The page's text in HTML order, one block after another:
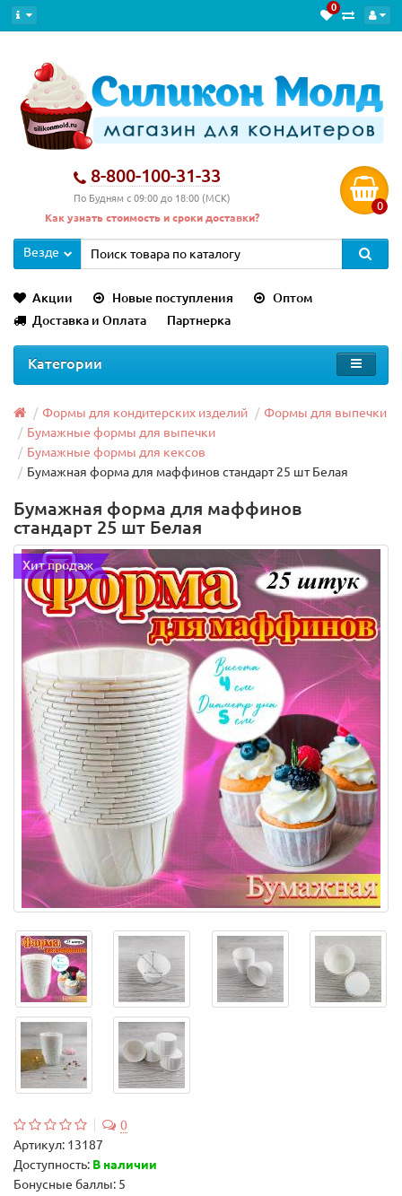
0
8-800-100-31-33
По Будням с 09:00 до 18:00 (МСК)
Как узнать стоимость и сроки доставки?
0
Везде
Акции Новые поступления
Оптом
Доставка и Оплата
Партнерка
Категории
Формы для кондитерских изделий
Формы для выпечки
Бумажные формы для выпечки
Бумажные формы для кексов
Бумажная форма для маффинов стандарт 25 шт Белая
Бумажная форма для маффинов
стандарт 25 шт Белая
Хит продаж
0
Артикул: 13187
Доступность: В наличии
Бонусные баллы: 5